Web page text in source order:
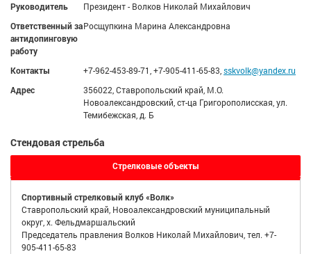
Руководитель
Президент - Волков Николай Михайлович
Ответственный за
антидопинговую
работу
Росщупкина Марина Александровна
Контакты +7-962-453-89-71, +7-905-411-65-83, sskvolk@yandex.ru
Адрес
356022, Ставропольский край, М.О.
Новоалександровский, ст-ца Григорополисская, ул.
Темибежская, д. Б
Стендовая стрельба
Стрелковые объекты
Спортивный стрелковый клуб «Волк»
Ставропольский край, Новоалександровский муниципальный
округ, х. Фельдмаршальский
Председатель правления Волков Николай Михайлович, тел. +7-
905-411-65-83